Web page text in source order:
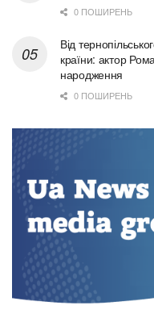
0 ПОШИРЕНЬ
Від
країни: актор
народження
0 ПОШИРЕНЬ